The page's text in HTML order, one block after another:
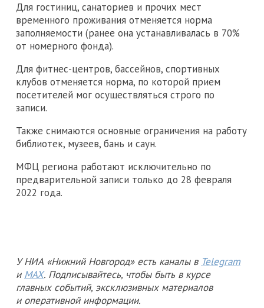
Для гостиниц, санаториев и прочих мест
временного проживания отменяется норма
заполняемости (ранее она устанавливалась в 70%
от номерного фонда).
Для фитнес-центров, бассейнов, спортивных
клубов отменяется норма, по которой прием
посетителей мог осуществляться строго по
записи.
Также снимаются основные ограничения на работу
библиотек, музеев, бань и саун.
МФЦ региона работают исключительно по
предварительной записи только до 28 февраля
2022 года.
У НИА «Нижний Новгород» есть каналы в Telegram
и MAX. Подписывайтесь, чтобы быть в курсе
главных событий, эксклюзивных материалов
и оперативной информации.